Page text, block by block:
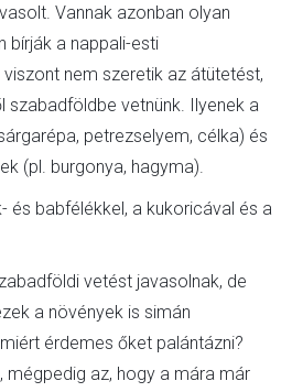
Vannak azonban olyan
bírják a nappali-esti
nem szeretik az átütetést,
szabadföldbe vetnünk. Ilyenek a
petrezselyem, célka) és
(pl. burgonya, hagyma).
és babfélékkel, a kukoricával és a
vetést javasolnak, de
a növények is simán
érdemes őket palántázni?
mégpedig az, hogy a mára már